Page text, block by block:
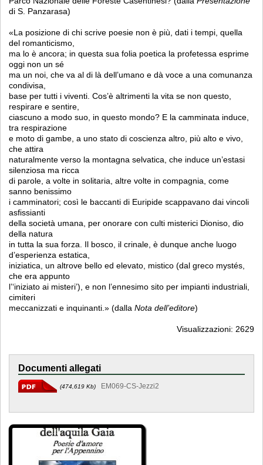
di S. Panzarasa)
«La posizione di chi scrive poesie non è più, dati i tempi, quella
del romanticismo,
ma lo è ancora; in questa sua folia poetica la profetessa esprime
oggi non un sé
ma un noi, che va al di là dell’umano e dà voce a una comunanza
condivisa,
base per tutti i viventi. Cos’è altrimenti la vita se non questo,
respirare e sentire,
ciascuno a modo suo, in questo mondo? E la camminata induce,
tra respirazione
e moto di gambe, a uno stato di coscienza altro, più alto e vivo,
che attira
naturalmente verso la montagna selvatica, che induce un’estasi
silenziosa ma ricca
di parole, a volte in solitaria, altre volte in compagnia, come
sanno benissimo
i camminatori; così le baccanti di Euripide scappavano dai vincoli
asfissianti
della società umana, per onorare con culti misterici Dioniso, dio
della natura
in tutta la sua forza. Il bosco, il crinale, è dunque anche luogo
d’esperienza estatica,
iniziatica, un altrove bello ed elevato, mistico (dal greco mystés,
che era appunto
l’‘iniziato ai misteri’), e non l’ennesimo sito per impianti industriali,
cimiteri
meccanizzati e inquinanti.» (dallaNota dell’editore)
Visualizzazioni: 2629
Documenti allegati
(474,619 Kb) EM069-CS-Jezzi2